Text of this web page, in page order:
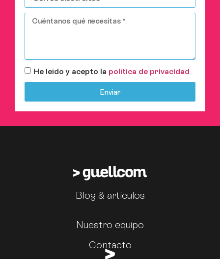
He leído y acepto la política de privacidad
Enviar
Blog & artículos
Nuestro equipo
Contacto